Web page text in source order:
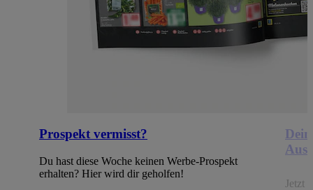
Prospekt vermisst?
Du hast diese Woche keinen Werbe-Prospekt
erhalten? Hier wird dir geholfen!
Jetzt